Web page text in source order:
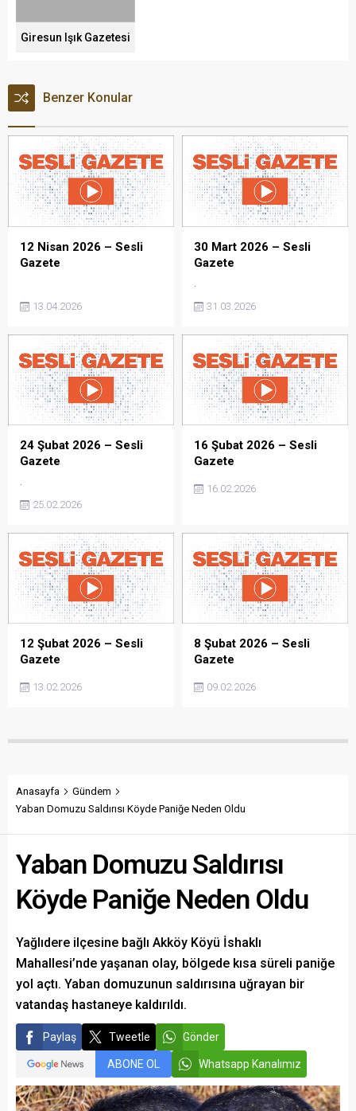
Giresun Işık Gazetesi
Benzer Konular
12 Nisan 2026 – Sesli
Gazete
13.04.2026
30 Mart 2026 – Sesli
Gazete
31.03.2026
24 Şubat 2026 – Sesli
Gazete
25.02.2026
16 Şubat 2026 – Sesli
Gazete
16.02.2026
12 Şubat 2026 – Sesli
Gazete
13.02.2026
8 Şubat 2026 – Sesli
Gazete
09.02.2026
Anasayfa
Gündem
Yaban Domuzu Saldırısı Köyde Paniğe Neden Oldu
Yaban Domuzu Saldırısı
Köyde Paniğe Neden Oldu
Yağlıdere ilçesine bağlı Akköy Köyü İshaklı
Mahallesi’nde yaşanan olay, bölgede kısa süreli paniğe
yol açtı. Yaban domuzunun saldırısına uğrayan bir
vatandaş hastaneye kaldırıldı.
Paylaş Tweetle Gönder
ABONE OL Whatsapp Kanalımız